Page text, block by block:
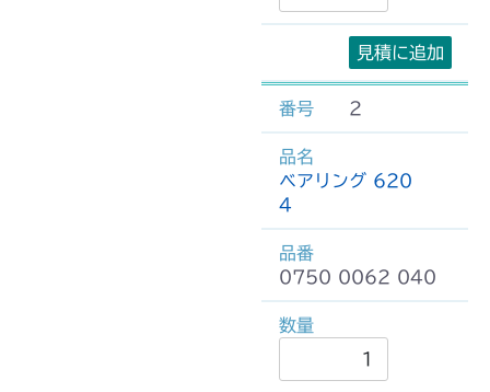
見積に追加
2
ベアリング 620
4
0750 0062 040